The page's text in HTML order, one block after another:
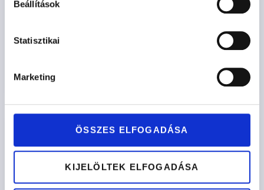
Beállítások
Statisztikai
Marketing
ÖSSZES ELFOGADÁSA
KIJELÖLTEK ELFOGADÁSA